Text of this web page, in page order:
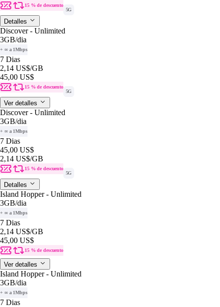
15 % de descuento
5G
Detalles
Discover - Unlimited
3GB/dia
+ ∞ a 1Mbps
7 Dias
2,14 US$/GB
45,00 US$
15 % de descuento
5G
Ver detalles
Discover - Unlimited
3GB/dia
+ ∞ a 1Mbps
7 Dias
45,00 US$
2,14 US$/GB
15 % de descuento
5G
Detalles
Island Hopper - Unlimited
3GB/dia
+ ∞ a 1Mbps
7 Dias
2,14 US$/GB
45,00 US$
15 % de descuento
Ver detalles
Island Hopper - Unlimited
3GB/dia
+ ∞ a 1Mbps
7 Dias